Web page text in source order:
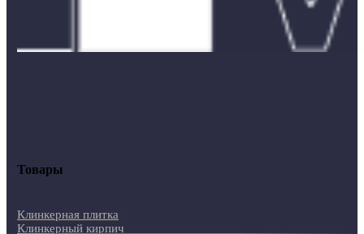
Товары
Клинкерная плитка
Клинкерный кирпич